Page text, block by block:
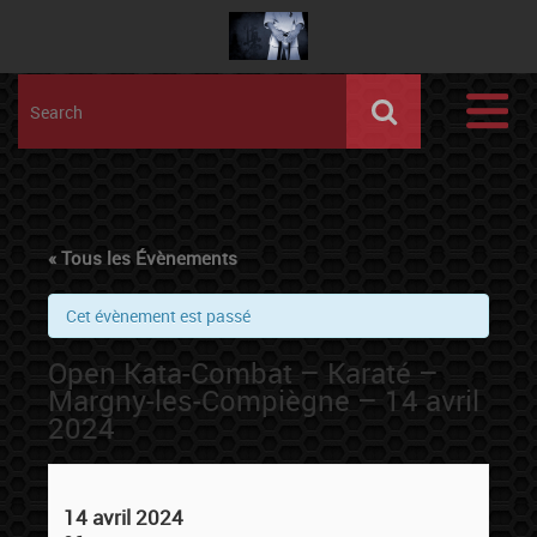
« Tous les Évènements
Cet évènement est passé
Open Kata-Combat – Karaté –
Margny-les-Compiègne – 14 avril
2024
14 avril 2024